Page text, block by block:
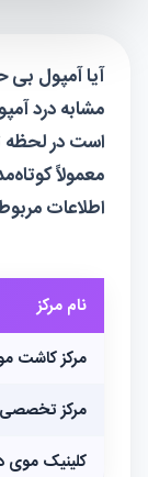
آیا آمپول بی
مشابه درد
است در لحظه
معمولاً
اطلاعات
نام مرکز
مرکز کاشت مو
مرکز تخصصی
کلینیک موی